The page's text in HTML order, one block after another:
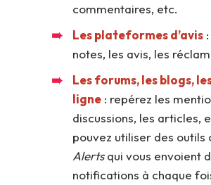
commentaires, etc.
Les plateformes d’avis
notes, les avis, les
Les forums, les blogs,
ligne : repérez les
discussions, les articles,
pouvez utiliser des outils
Alertsqui vous envoient
notifications à chaque